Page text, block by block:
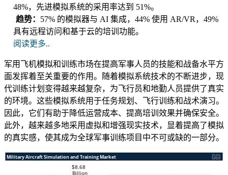
48%，先进模拟系统的采用率达到 51%。
趋势： 57% 的模拟器与 AI 集成，44% 使用 AR/VR，49%
具有远程访问和基于云的培训功能。
阅读更多..
军用飞机模拟和训练市场在提高军事人员的技能和战备水平方
面发挥着至关重要的作用。随着模拟系统技术的不断进步，现
代训练计划变得越来越复杂，为飞行员和地勤人员提供了真实
的环境。这些模拟系统用于任务规划、飞行训练和战术演习。
因此，它们有助于降低运营成本、提高培训效果并确保安全。
此外，越来越多地采用虚拟和增强现实技术，显着提高了模拟
的真实感，使其成为全球军事训练项目中不可或缺的一部分。